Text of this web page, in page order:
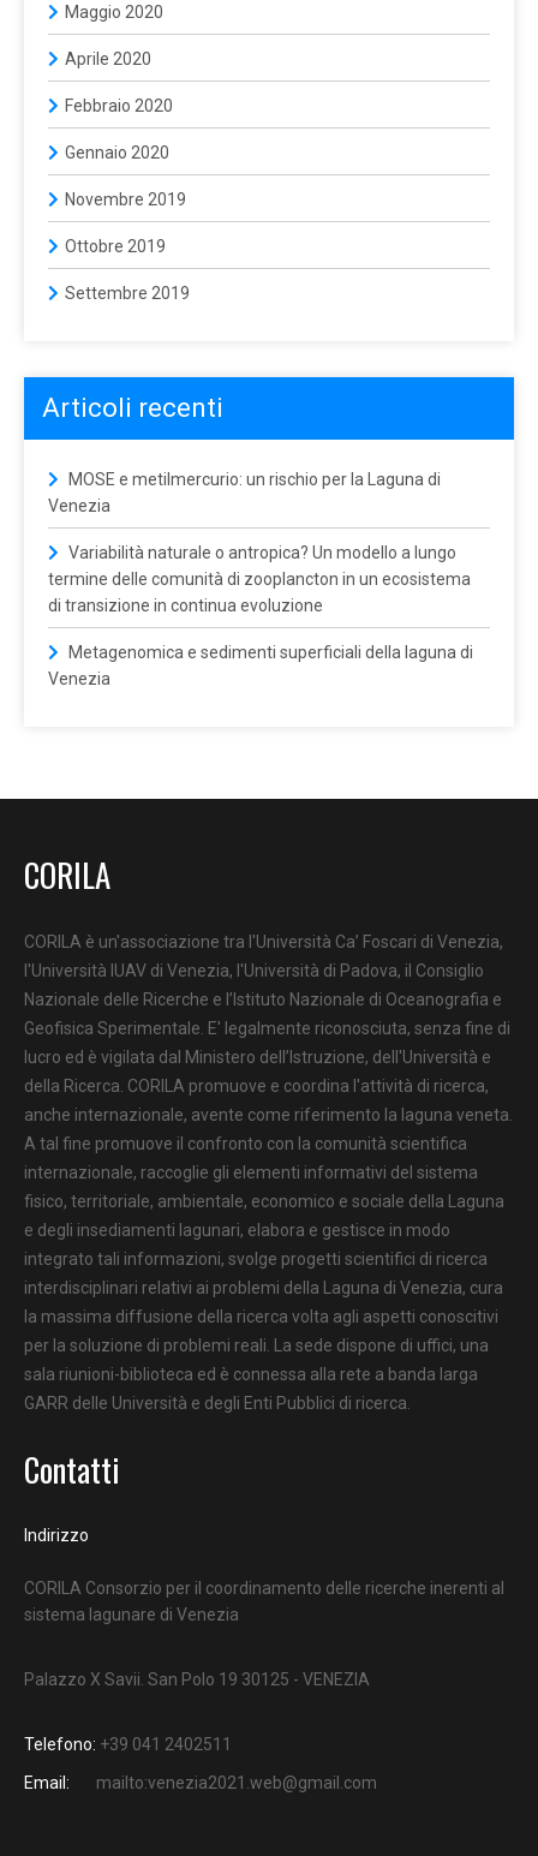
Maggio 2020
Aprile 2020
Febbraio 2020
Gennaio 2020
Novembre 2019
Ottobre 2019
Settembre 2019
Articoli recenti
MOSE e metilmercurio: un rischio per la Laguna di
Venezia
Variabilità naturale o antropica? Un modello a lungo
termine delle comunità di zooplancton in un ecosistema
di transizione in continua evoluzione
Metagenomica e sedimenti superficiali della laguna di
Venezia
CORILA
CORILA è un'associazione tra l'Università Ca’ Foscari di Venezia,
l'Università IUAV di Venezia, l'Università di Padova, il Consiglio
Nazionale delle Ricerche e l’Istituto Nazionale di Oceanografia e
Geofisica Sperimentale. E' legalmente riconosciuta, senza fine di
lucro ed è vigilata dal Ministero dell’Istruzione, dell'Università e
della Ricerca. CORILA promuove e coordina l'attività di ricerca,
anche internazionale, avente come riferimento la laguna veneta.
A tal fine promuove il confronto con la comunità scientifica
internazionale, raccoglie gli elementi informativi del sistema
fisico, territoriale, ambientale, economico e sociale della Laguna
e degli insediamenti lagunari, elabora e gestisce in modo
integrato tali informazioni, svolge progetti scientifici di ricerca
interdisciplinari relativi ai problemi della Laguna di Venezia, cura
la massima diffusione della ricerca volta agli aspetti conoscitivi
per la soluzione di problemi reali. La sede dispone di uffici, una
sala riunioni-biblioteca ed è connessa alla rete a banda larga
GARR delle Università e degli Enti Pubblici di ricerca.
Contatti
Indirizzo
CORILA Consorzio per il coordinamento delle ricerche inerenti al
sistema lagunare di Venezia
Palazzo X Savii. San Polo 19 30125 - VENEZIA
Telefono: +39 041 2402511
Email:
mailto:venezia2021.web@gmail.com